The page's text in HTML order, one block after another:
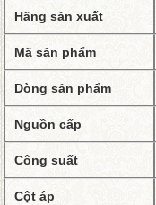
Hãng sản xuất
Mã sản phẩm
Dòng sản phẩm
Nguồn cấp
Công suất
Cột áp